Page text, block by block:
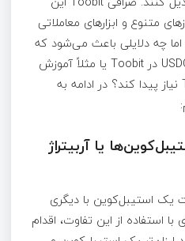
متنوع و ابزارهای معاملاتی
چه دلایلی باعث می‌شود که
یک کاربر به تبدیل USDT به USDC در Toobit یا مثلاً آموزش
تبدیل USDC به DAI در Toobit نیاز پیدا کند؟ در ادامه به
یا آربیتراژ
یک استیبل‌کوین با دیگری
استفاده از این تفاوت، اقدام